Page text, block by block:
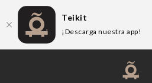
Teikit
¡Descarga nuestra app!